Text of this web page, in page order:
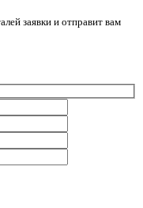
заявки и отправит вам